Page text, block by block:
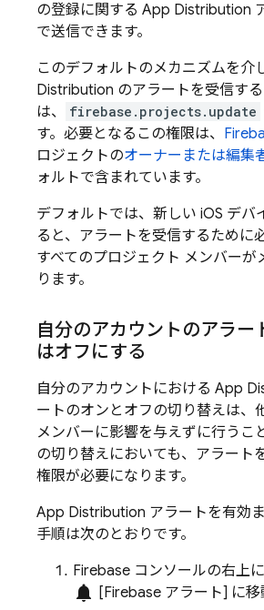
の登録に関する App Distribution
で送信できます。
このデフォルトのメカニズムを介
Distribution のアラートを受信す
は、
firebase.projects.update
す。必要となるこの権限は、
ロジェクトのオーナーまたは編集
ォルトで含まれています。
デフォルトでは、新しい iOS デバ
ると、アラートを受信するために
すべてのプロジェクト メンバーが
ります。
自分のアカウントのアラー
はオフにする
自分のアカウントにおける App
ートのオンとオフの切り替えは、
メンバーに影響を与えずに行うこ
の切り替えにおいても、アラート
権限が必要になります。
App Distribution アラートを有効
手順は次のとおりです。
Firebase コンソールの右上
notifications [Firebase アラート] に移